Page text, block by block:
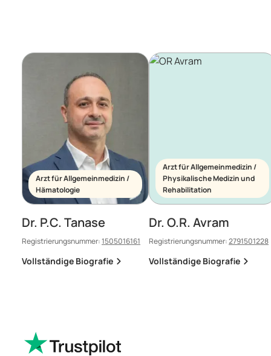
Arzt für Allgemeinmedizin /
Hämatologie
Dr. P.C. Tanase
Registrierungsnummer:1505016161
Vollständige Biografie
Arzt für Allgemeinmedizin /
Physikalische Medizin und
Rehabilitation
Dr. O.R. Avram
Registrierungsnummer:2791501228
Vollständige Biografie